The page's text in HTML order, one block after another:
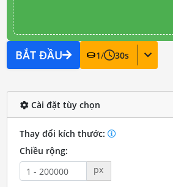
BẮT ĐẦU 1/ 30s
Cài đặt tùy chọn
Thay đổi kích thước:
Chiều rộng:
px